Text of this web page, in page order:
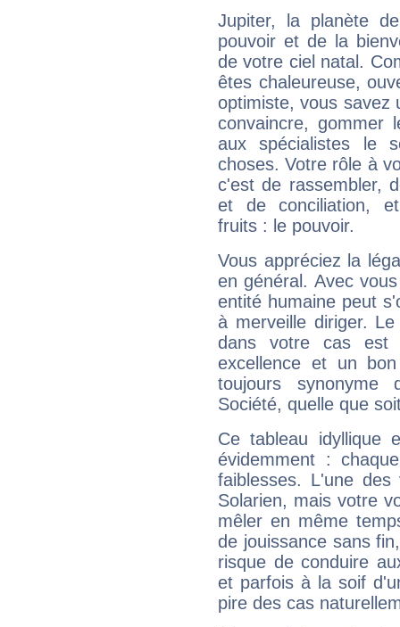
Jupiter, la planète
pouvoir et de la
de votre ciel natal.
êtes chaleureuse,
optimiste, vous savez
convaincre, gommer
aux spécialistes le
choses. Votre rôle à
c'est de rassembler,
et de conciliation,
fruits : le pouvoir.
Vous appréciez la
en général. Avec
entité humaine peut
à merveille diriger.
dans votre cas est
excellence et un
toujours synonyme
Société, quelle que
Ce tableau idyllique
évidemment :
faiblesses. L'une
Solarien, mais votre
mêler en même
de jouissance sans
risque de conduire
et parfois à la soif
pire des cas